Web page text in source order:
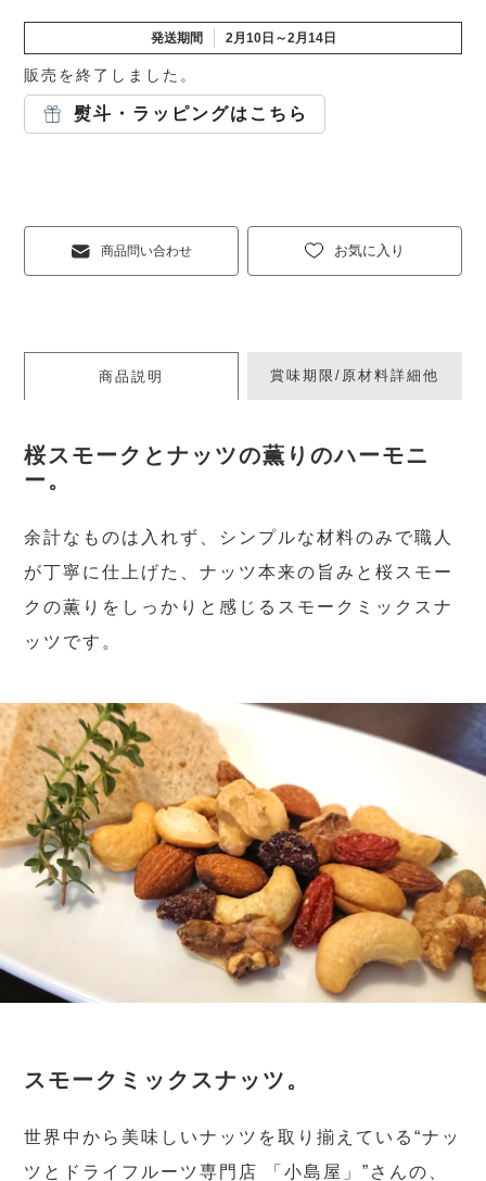
発送期間 2月10日～2月14日
販売を終了しました。
熨斗・ラッピングはこちら
お気に入り
商品問い合わせ
商品説明 賞味期限/原材料詳細他
桜スモークとナッツの薫りのハーモニ
ー。
余計なものは入れず、シンプルな材料のみで職人
が丁寧に仕上げた、ナッツ本来の旨みと桜スモー
クの薫りをしっかりと感じるスモークミックスナ
ッツです。
スモークミックスナッツ。
世界中から美味しいナッツを取り揃えている“ナッ
ツとドライフルーツ専門店 「小島屋」”さんの、